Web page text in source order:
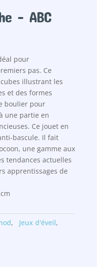
– ABC
pour
pas. Ce
illustrant les
et des formes
boulier pour
une partie en
Ce jouet en
bascule. Il fait
une gamme aux
tendances actuelles
apprentissages de
, Jeux d'éveil,